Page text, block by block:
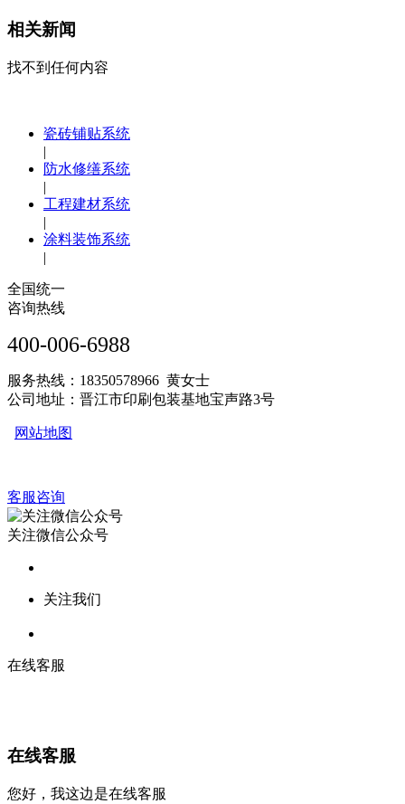
相关新闻
找不到任何内容
瓷砖铺贴系统
|
防水修缮系统
|
工程建材系统
|
涂料装饰系统
|
全国统一
咨询热线
400-006-6988
服务热线：18350578966 黄女士
公司地址：晋江市印刷包装基地宝声路3号
网站地图
客服咨询
关注微信公众号
关注我们
在线客服
在线客服
您好，我这边是在线客服